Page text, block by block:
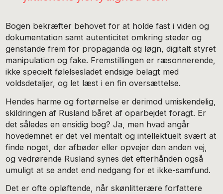
Bogen bekræfter behovet for at holde fast i viden og
dokumentation samt autenticitet omkring steder og
genstande frem for propaganda og løgn, digitalt styret
manipulation og fake. Fremstillingen er ræsonnerende,
ikke specielt følelsesladet endsige belagt med
voldsdetaljer, og let læst i en fin oversættelse.
Hendes harme og fortørnelse er derimod umiskendelig,
skildringen af Rusland båret af oparbejdet foragt. Er
det således en ensidig bog? Ja, men hvad angår
hovedemnet er det vel mentalt og intellektuelt svært at
finde noget, der afbøder eller opvejer den anden vej,
og vedrørende Rusland synes det efterhånden også
umuligt at se andet end nedgang for et ikke-samfund.
Det er ofte opløftende, når skønlitterære forfattere